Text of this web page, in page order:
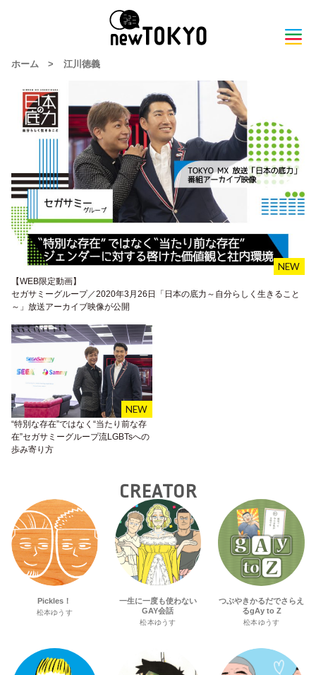
ホーム > 江川徳義
【WEB限定動画】
セガサミーグループ／2020年3月26日「日本の底力～自分らしく生きること
～」放送アーカイブ映像が公開
“特別な存在”ではなく“当たり前な存
在”セガサミーグループ流LGBTsへの
歩み寄り方
CREATOR
Pickles！
松本ゆうす
一生に一度も使わない
GAY会話
松本ゆうす
つぶやきかるだでさらえ
るgAy to Z
松本ゆうす